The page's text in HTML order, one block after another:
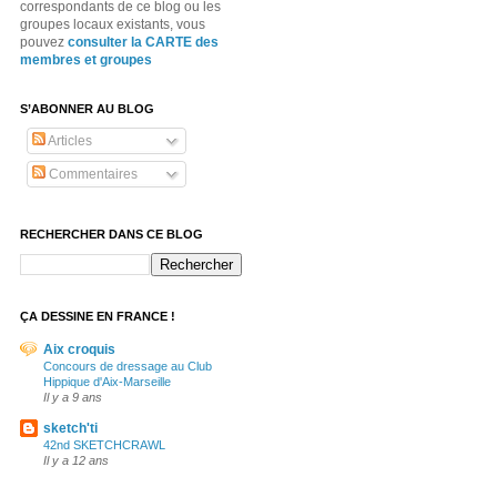
correspondants de ce blog ou les
groupes locaux existants, vous
pouvez consulter la CARTE des
membres et groupes
S’ABONNER AU BLOG
Articles
Commentaires
RECHERCHER DANS CE BLOG
ÇA DESSINE EN FRANCE !
Aix croquis
Concours de dressage au Club
Hippique d'Aix-Marseille
Il y a 9 ans
sketch'ti
42nd SKETCHCRAWL
Il y a 12 ans